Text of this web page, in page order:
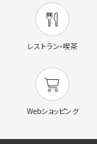
レストラン・喫茶
Webショッピング